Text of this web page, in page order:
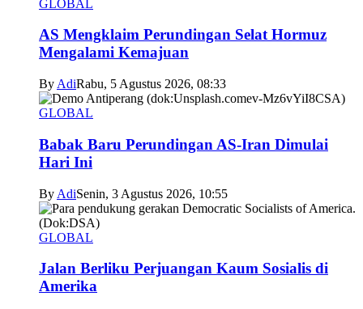
GLOBAL
AS Mengklaim Perundingan Selat Hormuz
Mengalami Kemajuan
By AdiRabu, 5 Agustus 2026, 08:33
GLOBAL
Babak Baru Perundingan AS-Iran Dimulai
Hari Ini
By AdiSenin, 3 Agustus 2026, 10:55
GLOBAL
Jalan Berliku Perjuangan Kaum Sosialis di
Amerika